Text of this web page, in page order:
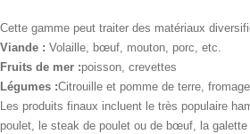
Cette gamme peut traiter des matériaux
Viande : Volaille, bœuf, mouton, porc, etc.
Fruits de mer :poisson, crevettes
Légumes :Citrouille et pomme de terre,
Les produits finaux incluent le très populaire
poulet, le steak de poulet ou de bœuf, la